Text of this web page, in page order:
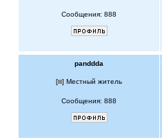
Сообщения: 888
panddda
[ ] Местный житель
Сообщения: 888